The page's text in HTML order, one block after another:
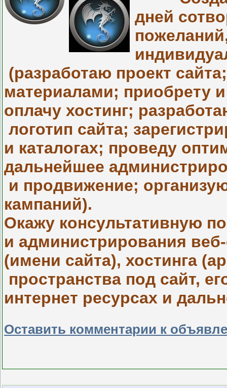
дней
(разработаю проект
материалами; приобрету
оплачу хостинг;
логотип сайта;
и каталогах; проведу
дальнейшее
и продвижение;
кампаний).
Окажу консультативную
и администрирования
(имени сайта), хостинга
пространства под сайт,
интернет ресурсах и
Оставить комментарии к